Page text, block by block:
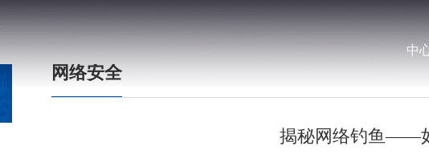
中
网络安全
揭秘网络钓鱼——